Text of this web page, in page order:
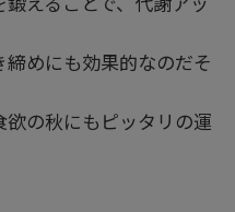
めにも効果的なのだそ
の秋にもピッタリの運